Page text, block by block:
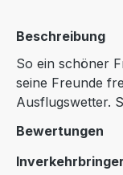
Beschreibung
So ein schöner
seine Freunde
Ausflugswetter.
Bewertungen
Inverkehrbringer